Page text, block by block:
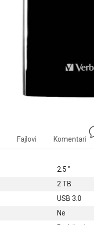
Fajlovi Komentari
2.5 "
2 TB
USB 3.0
Ne